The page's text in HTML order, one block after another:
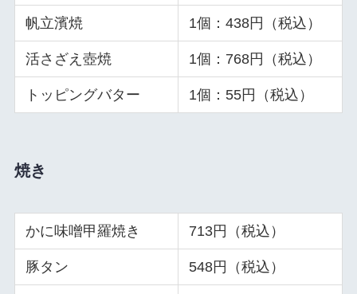
帆立濱焼 1個：438円（税込）
活さざえ壺焼 1個：768円（税込）
トッピングバター 1個：55円（税込）
焼き
かに味噌甲羅焼き 713円（税込）
豚タン 548円（税込）